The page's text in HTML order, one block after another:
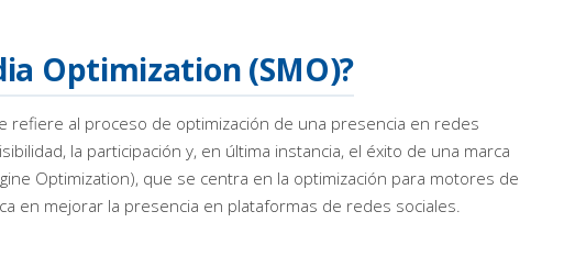
Optimization (SMO)?
refiere al proceso de optimización de una presencia en redes
la participación y, en última instancia, el éxito de una marca
Optimization), que se centra en la optimización para motores de
en mejorar la presencia en plataformas de redes sociales.